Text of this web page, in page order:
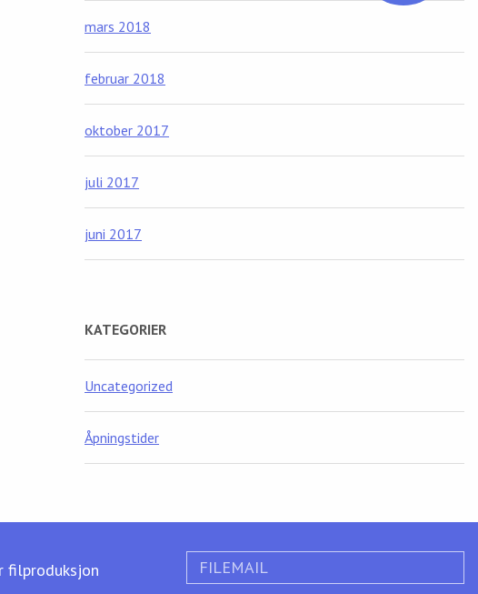
mars 2018
februar 2018
oktober 2017
juli 2017
juni 2017
KATEGORIER
Uncategorized
Åpningstider
filproduksjon FILEMAIL